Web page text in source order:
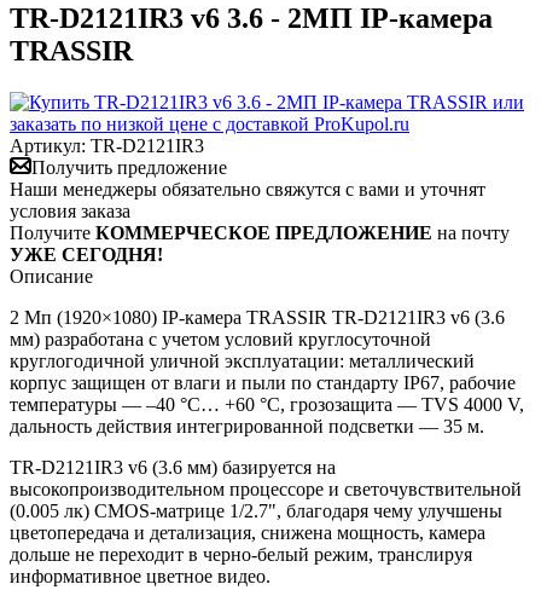
TR-D2121IR3 v6 3.6 - 2МП IP-камера
TRASSIR
Артикул: TR-D2121IR3
Получить предложение
Наши менеджеры обязательно свяжутся с вами и уточнят
условия заказа
Получите КОММЕРЧЕСКОЕ ПРЕДЛОЖЕНИЕ на почту
УЖЕ СЕГОДНЯ!
Описание
2 Мп (1920×1080) IP-камера TRASSIR TR-D2121IR3 v6 (3.6
мм) разработана с учетом условий круглосуточной
круглогодичной уличной эксплуатации: металлический
корпус защищен от влаги и пыли по стандарту IP67, рабочие
температуры — –40 °C… +60 °C, грозозащита — TVS 4000 V,
дальность действия интегрированной подсветки — 35 м.
TR-D2121IR3 v6 (3.6 мм) базируется на
высокопроизводительном процессоре и светочувствительной
(0.005 лк) CMOS-матрице 1/2.7", благодаря чему улучшены
цветопередача и детализация, снижена мощность, камера
дольше не переходит в черно-белый режим, транслируя
информативное цветное видео.